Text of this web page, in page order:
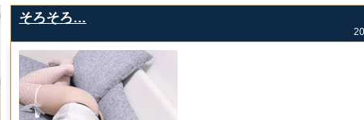
そろそろ…